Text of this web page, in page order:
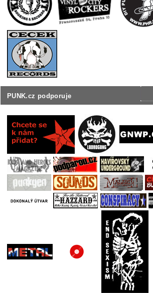
PUNK.cz podporuje